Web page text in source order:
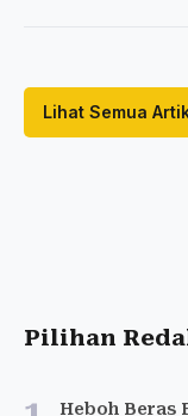
Lihat Semua
Pilihan
Heboh Beras